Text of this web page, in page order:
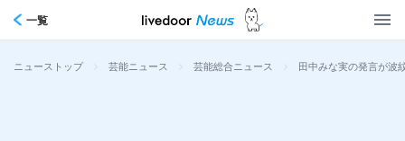
一覧
ニューストップ > 芸能ニュース > 芸能総合ニュース > 田中みな実の発言が波